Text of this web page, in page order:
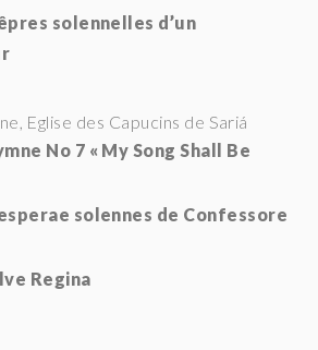
solennelles d’un
Eglise des Capucins de Sariá
No 7 « My Song Shall Be
solennes de Confessore
Regina